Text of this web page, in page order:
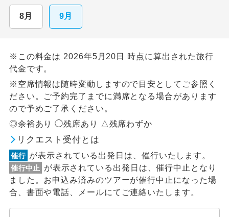
8月 9月
※この料金は 2026年5月20日 時点に算出された旅行
代金です。
※空席情報は随時変動しますので目安としてご参照く
ださい。ご予約完了までに満席となる場合があります
ので予めご了承ください。
◎余裕あり ◯残席あり △残席わずか
リクエスト受付とは
催行 が表示されている出発日は、催行いたします。
催行中止
が表示されている出発日は、催行中止となり
ました。お申込み済みのツアーが催行中止になった場
合、書面や電話、メールにてご連絡いたします。